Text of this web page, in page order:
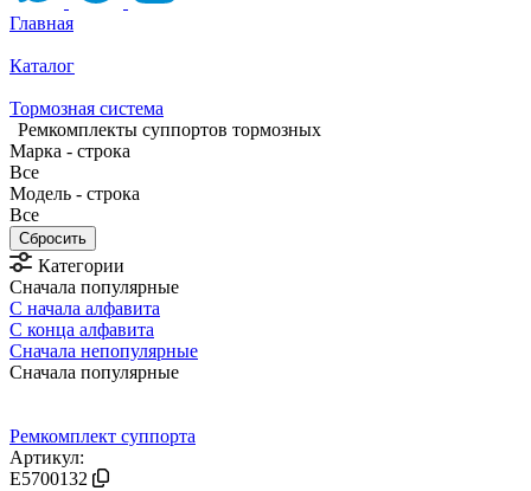
Главная
Каталог
Тормозная система
Ремкомплекты суппортов тормозных
Марка - строка
Все
Модель - строка
Все
Категории
Сначала популярные
С начала алфавита
С конца алфавита
Сначала непопулярные
Сначала популярные
Ремкомплект суппорта
Артикул:
E5700132